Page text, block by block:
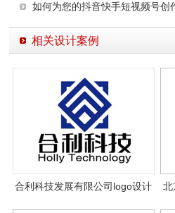
如何为您的抖音快手短视频号创
相关设计案例
合利科技发展有限公司logo设计 北